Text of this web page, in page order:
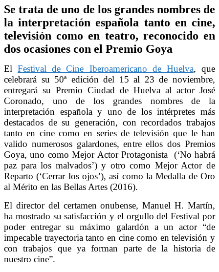
Se trata de uno de los grandes nombres de
la interpretación española tanto en cine,
televisión como en teatro, reconocido en
dos ocasiones con el Premio Goya
ElFestival de Cine Iberoamericano de Huelva, que
celebrará su 50ª edición del 15 al 23 de noviembre,
entregará su Premio Ciudad de Huelva al actor José
Coronado, uno de los grandes nombres de la
interpretación española y uno de los intérpretes más
destacados de su generación, con recordados trabajos
tanto en cine como en series de televisión que le han
valido numerosos galardones, entre ellos dos Premios
Goya, uno como Mejor Actor Protagonista (‘No habrá
paz para los malvados’) y otro como Mejor Actor de
Reparto (‘Cerrar los ojos’), así como la Medalla de Oro
al Mérito en las Bellas Artes (2016).
El director del certamen onubense, Manuel H. Martín,
ha mostrado su satisfacción y el orgullo del Festival por
poder entregar su máximo galardón a un actor “de
impecable trayectoria tanto en cine como en televisión y
con trabajos que ya forman parte de la historia de
nuestro cine”.